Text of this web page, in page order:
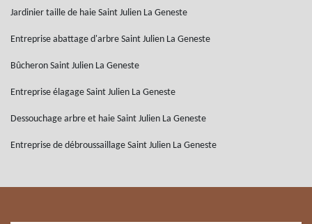
Jardinier taille de haie Saint Julien La Geneste
Entreprise abattage d'arbre Saint Julien La Geneste
Bûcheron Saint Julien La Geneste
Entreprise élagage Saint Julien La Geneste
Dessouchage arbre et haie Saint Julien La Geneste
Entreprise de débroussaillage Saint Julien La Geneste